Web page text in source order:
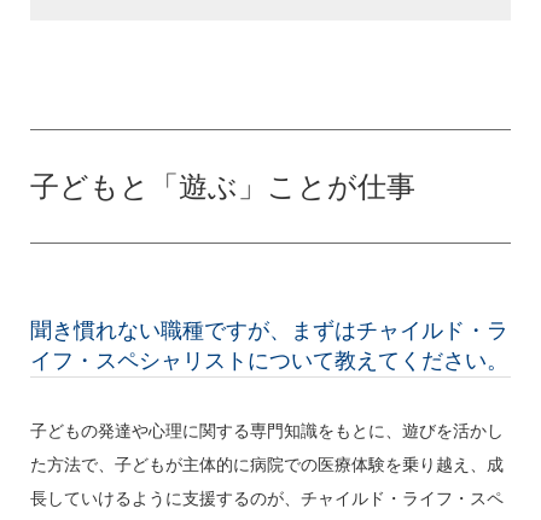
子どもと「遊ぶ」ことが仕事
聞き慣れない職種ですが、まずはチャイルド・ラ
イフ・スペシャリストについて教えてください。
子どもの発達や心理に関する専門知識をもとに、遊びを活かし
た方法で、子どもが主体的に病院での医療体験を乗り越え、成
長していけるように支援するのが、チャイルド・ライフ・スペ